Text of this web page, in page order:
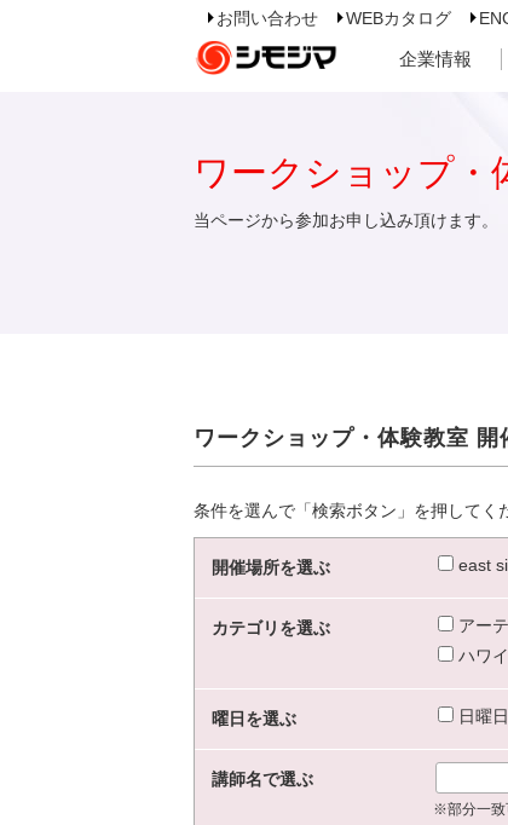
お問い合わせ WEBカタログ
企業情報
ワークショップ・
当ページから参加お申し込み頂けます。
ワークショップ・体験教室 開
条件を選んで「検索ボタン」を押してく
開催場所を選ぶ east
カテゴリを選ぶ アー
ハワ
曜日を選ぶ 日曜日
講師名で選ぶ
※部分一致